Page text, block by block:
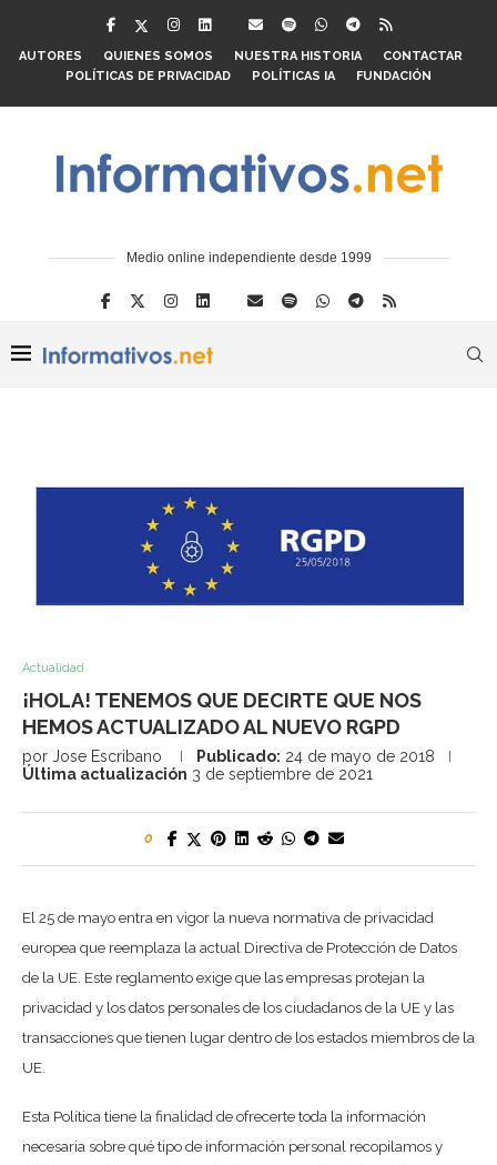
AUTORES QUIENES SOMOS NUESTRA HISTORIA
CONTACTAR
POLÍTICAS DE PRIVACIDAD
POLÍTICAS IA FUNDACIÓN
Medio online independiente desde 1999
Actualidad
¡HOLA! TENEMOS QUE DECIRTE QUE NOS
HEMOS ACTUALIZADO AL NUEVO RGPD
por Jose Escribano Publicado: 24 de mayo de 2018
Última actualización 3 de septiembre de 2021
0
El 25 de mayo entra en vigor la nueva normativa de privacidad
europea que reemplaza la actual Directiva de Protección de Datos
de la UE. Este reglamento exige que las empresas protejan la
privacidad y los datos personales de los ciudadanos de la UE y las
transacciones que tienen lugar dentro de los estados miembros de la
UE.
Esta Política tiene la finalidad de ofrecerte toda la información
necesaria sobre qué tipo de información personal recopilamos y